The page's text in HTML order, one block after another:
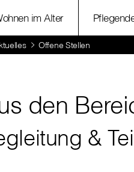
im Alter
Offene Stellen
den
&